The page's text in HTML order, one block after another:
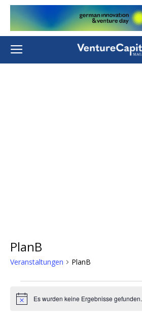
PlanB
Veranstaltungen PlanB
Veranstaltungen
HinweisEs wurden keine Ergebnisse gefunden.